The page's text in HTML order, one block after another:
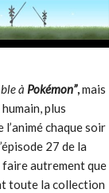
à Pokémon”,mais
plus
l’animé chaque soir
27 de la
faire autrement que
toute la collection